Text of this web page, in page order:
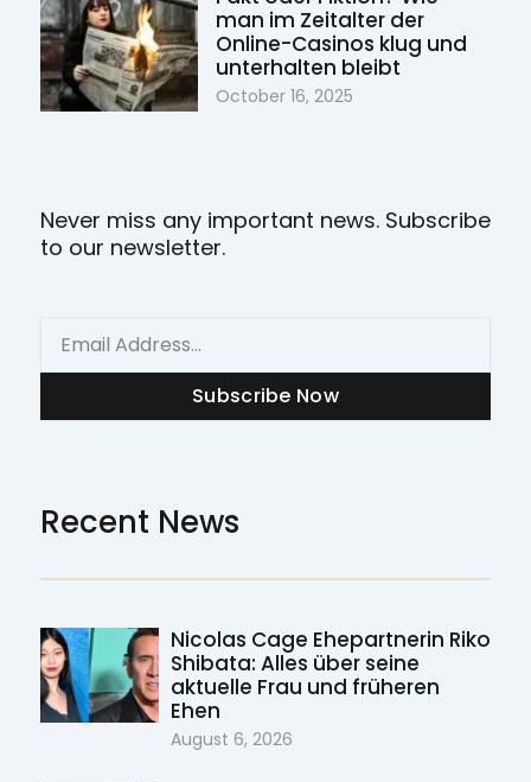
man im Zeitalter der
Online-Casinos klug und
unterhalten bleibt
October 16, 2025
Never miss any important news. Subscribe
to our newsletter.
Subscribe Now
Recent News
Nicolas Cage Ehepartnerin Riko
Shibata: Alles über seine
aktuelle Frau und früheren
Ehen
August 6, 2026